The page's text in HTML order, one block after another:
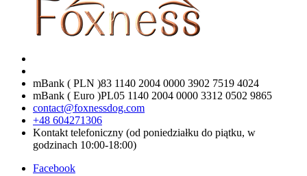
mBank ( PLN )83 1140 2004 0000 3902 7519 4024
mBank ( Euro )PL05 1140 2004 0000 3312 0502 9865
contact@foxnessdog.com
+48 604271306
Kontakt telefoniczny (od poniedziałku do piątku, w
godzinach 10:00-18:00)
Facebook